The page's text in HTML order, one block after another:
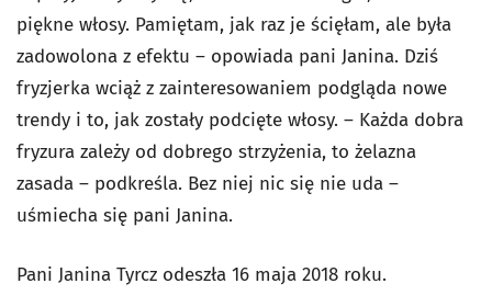
piękne włosy. Pamiętam, jak raz je ścięłam, ale była
zadowolona z efektu – opowiada pani Janina. Dziś
fryzjerka wciąż z zainteresowaniem podgląda nowe
trendy i to, jak zostały podcięte włosy. – Każda dobra
fryzura zależy od dobrego strzyżenia, to żelazna
zasada – podkreśla. Bez niej nic się nie uda –
uśmiecha się pani Janina.
Pani Janina Tyrcz odeszła 16 maja 2018 roku.